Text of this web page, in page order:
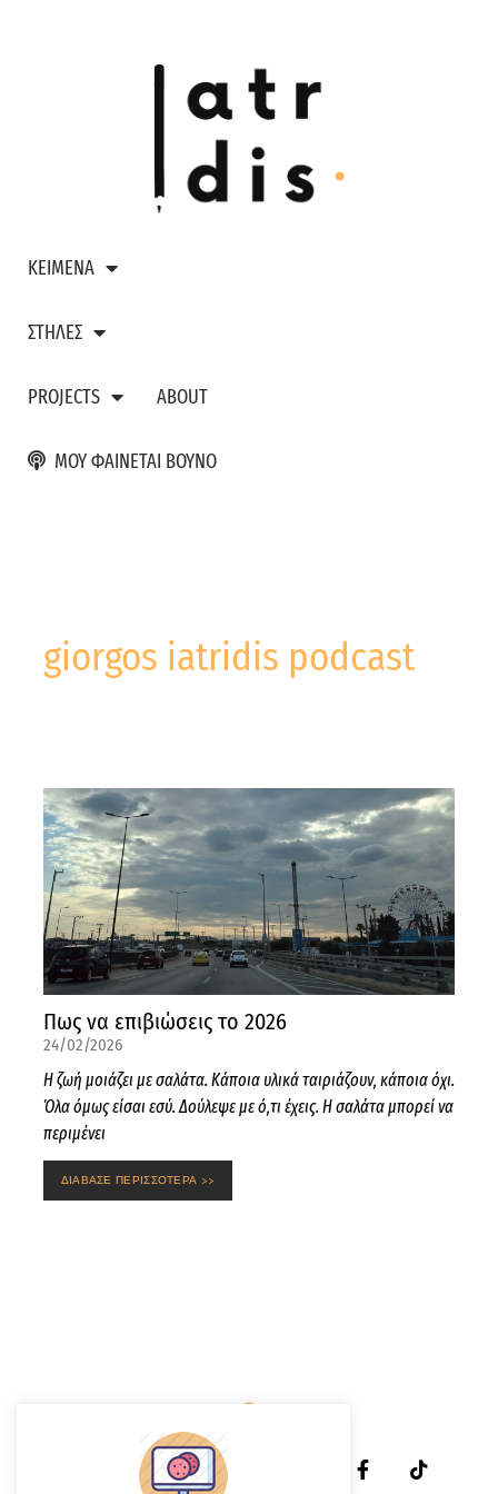
ΚΕΙΜΕΝΑ
ΣΤΗΛΕΣ
PROJECTS ABOUT
ΜΟΥ ΦΑΙΝΕΤΑΙ ΒΟΥΝΟ
giorgos iatridis podcast
Πως να επιβιώσεις το 2026
24/02/2026
Η ζωή μοιάζει με σαλάτα. Κάποια υλικά ταιριάζουν, κάποια όχι.
Όλα όμως είσαι εσύ. Δούλεψε με ό,τι έχεις. Η σαλάτα μπορεί να
περιμένει
ΔΙΑΒΑΣΕ ΠΕΡΙΣΣΟΤΕΡΑ >>